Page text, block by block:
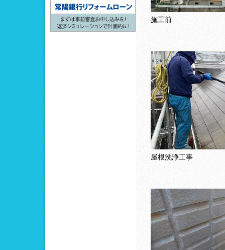
施工前
屋根洗浄工事